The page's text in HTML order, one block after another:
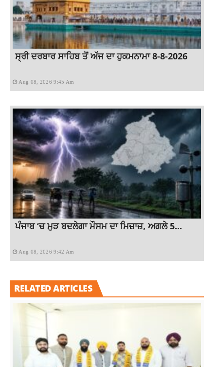
ਸ੍ਰੀ ਦਰਬਾਰ ਸਾਹਿਬ ਤੋਂ ਅੱਜ ਦਾ ਹੁਕਮਨਾਮਾ 8-8-2026
Aug 08, 2026 9:45 Am
ਪੰਜਾਬ ‘ਚ ਮੁੜ ਬਦਲੇਗਾ ਮੌਸਮ ਦਾ ਮਿਜ਼ਾਜ਼, ਅਗਲੇ 5...
Aug 08, 2026 9:42 Am
RELATED ARTICLES